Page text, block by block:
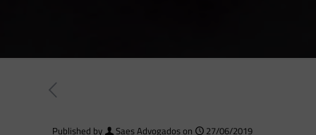
Published by Saes Advogadoson 27/06/2019